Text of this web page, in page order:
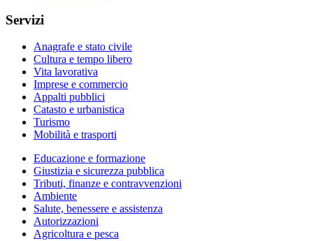
Servizi
Anagrafe e stato civile
Cultura e tempo libero
Vita lavorativa
Imprese e commercio
Appalti pubblici
Catasto e urbanistica
Turismo
Mobilità e trasporti
Educazione e formazione
Giustizia e sicurezza pubblica
Tributi, finanze e contravvenzioni
Ambiente
Salute, benessere e assistenza
Autorizzazioni
Agricoltura e pesca